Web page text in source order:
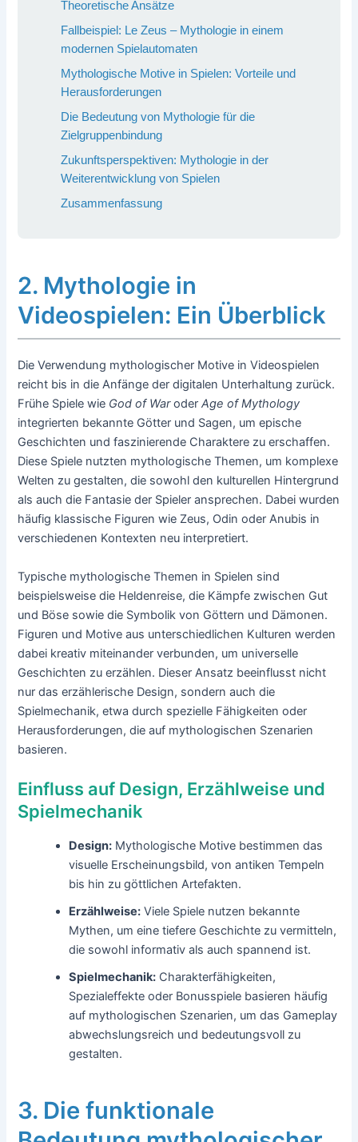
Theoretische Ansätze
Fallbeispiel: Le Zeus – Mythologie in einem
modernen Spielautomaten
Mythologische Motive in Spielen: Vorteile und
Herausforderungen
Die Bedeutung von Mythologie für die
Zielgruppenbindung
Zukunftsperspektiven: Mythologie in der
Weiterentwicklung von Spielen
Zusammenfassung
2. Mythologie in
Videospielen: Ein Überblick
Die Verwendung mythologischer Motive in Videospielen
reicht bis in die Anfänge der digitalen Unterhaltung zurück.
Frühe Spiele wie God of WaroderAge of Mythology
integrierten bekannte Götter und Sagen, um epische
Geschichten und faszinierende Charaktere zu erschaffen.
Diese Spiele nutzten mythologische Themen, um komplexe
Welten zu gestalten, die sowohl den kulturellen Hintergrund
als auch die Fantasie der Spieler ansprechen. Dabei wurden
häufig klassische Figuren wie Zeus, Odin oder Anubis in
verschiedenen Kontexten neu interpretiert.
Typische mythologische Themen in Spielen sind
beispielsweise die Heldenreise, die Kämpfe zwischen Gut
und Böse sowie die Symbolik von Göttern und Dämonen.
Figuren und Motive aus unterschiedlichen Kulturen werden
dabei kreativ miteinander verbunden, um universelle
Geschichten zu erzählen. Dieser Ansatz beeinflusst nicht
nur das erzählerische Design, sondern auch die
Spielmechanik, etwa durch spezielle Fähigkeiten oder
Herausforderungen, die auf mythologischen Szenarien
basieren.
Einfluss auf Design, Erzählweise und
Spielmechanik
Design: Mythologische Motive bestimmen das
visuelle Erscheinungsbild, von antiken Tempeln
bis hin zu göttlichen Artefakten.
Erzählweise: Viele Spiele nutzen bekannte
Mythen, um eine tiefere Geschichte zu vermitteln,
die sowohl informativ als auch spannend ist.
Spielmechanik: Charakterfähigkeiten,
Spezialeffekte oder Bonusspiele basieren häufig
auf mythologischen Szenarien, um das Gameplay
abwechslungsreich und bedeutungsvoll zu
gestalten.
3. Die funktionale